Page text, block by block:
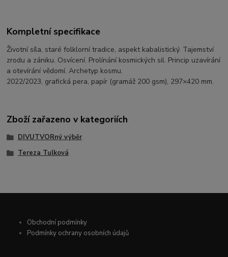
Kompletní specifikace
Životní síla, staré folklorní tradice, aspekt kabalistický. Tajemství
zrodu a zániku. Osvícení. Prolínání kosmických sil. Princip uzavírání
a otevírání vědomí. Archetyp kosmu.
2022/2023, grafická pera, papír (gramáž 200 gsm), 297×420 mm.
Zboží zařazeno v kategoriích
DIVUTVORný výběr
Tereza Tulková
Obchodní podmínky
Podmínky ochrany osobních údajů